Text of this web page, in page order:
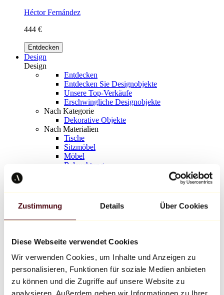
Zustimmung Details Über Cookies
Diese Webseite verwendet Cookies
Wir verwenden Cookies, um Inhalte und Anzeigen zu
personalisieren, Funktionen für soziale Medien anbieten
zu können und die Zugriffe auf unsere Website zu
analysieren. Außerdem geben wir Informationen zu Ihrer
Héctor Fernández
444 €
Entdecken
Design
Design
Entdecken
Entdecken Sie Designobjekte
Unsere Top-Verkäufe
Erschwingliche Designobjekte
Nach Kategorie
Dekorative Objekte
Nach Materialien
Tische
Sitzmöbel
Möbel
Beleuchtung
Richard Orlinski
Keith Haring
Jeff Koons
Jean-Michel Basquiat
Alle Designer
Werk der Woche